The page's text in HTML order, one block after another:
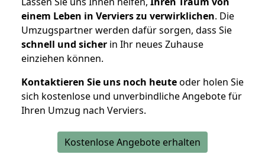
einem Leben in Verviers zu verwirklichen. Die
Umzugspartner werden dafür sorgen, dass Sie
schnell und sicher in Ihr neues Zuhause
einziehen können.
Kontaktieren Sie uns noch heuteoder holen Sie
sich kostenlose und unverbindliche Angebote für
Ihren Umzug nach Verviers.
Kostenlose Angebote erhalten